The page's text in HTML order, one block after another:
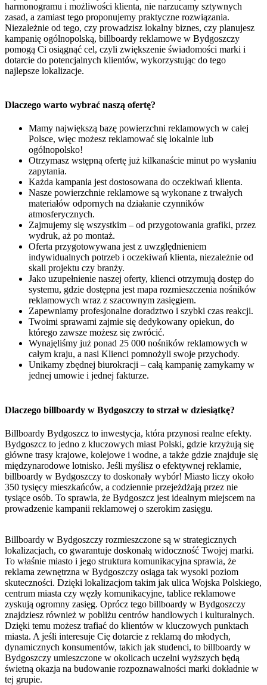
harmonogramu i możliwości klienta, nie narzucamy sztywnych
zasad, a zamiast tego proponujemy praktyczne rozwiązania.
Niezależnie od tego, czy prowadzisz lokalny biznes, czy planujesz
kampanię ogólnopolską, billboardy reklamowe w Bydgoszczy
pomogą Ci osiągnąć cel, czyli zwiększenie świadomości marki i
dotarcie do potencjalnych klientów, wykorzystując do tego
najlepsze lokalizacje.
Dlaczego warto wybrać naszą ofertę?
Mamy największą bazę powierzchni reklamowych w całej
Polsce, więc możesz reklamować się lokalnie lub
ogólnopolsko!
Otrzymasz wstępną ofertę już kilkanaście minut po wysłaniu
zapytania.
Każda kampania jest dostosowana do oczekiwań klienta.
Nasze powierzchnie reklamowe są wykonane z trwałych
materiałów odpornych na działanie czynników
atmosferycznych.
Zajmujemy się wszystkim – od przygotowania grafiki, przez
wydruk, aż po montaż.
Oferta przygotowywana jest z uwzględnieniem
indywidualnych potrzeb i oczekiwań klienta, niezależnie od
skali projektu czy branży.
Jako uzupełnienie naszej oferty, klienci otrzymują dostęp do
systemu, gdzie dostępna jest mapa rozmieszczenia nośników
reklamowych wraz z szacownym zasięgiem.
Zapewniamy profesjonalne doradztwo i szybki czas reakcji.
Twoimi sprawami zajmie się dedykowany opiekun, do
którego zawsze możesz się zwrócić.
Wynajęliśmy już ponad 25 000 nośników reklamowych w
całym kraju, a nasi Klienci pomnożyli swoje przychody.
Unikamy zbędnej biurokracji – całą kampanię zamykamy w
jednej umowie i jednej fakturze.
Dlaczego billboardy w Bydgoszczy to strzał w dziesiątkę?
Billboardy Bydgoszcz to inwestycja, która przynosi realne efekty.
Bydgoszcz to jedno z kluczowych miast Polski, gdzie krzyżują się
główne trasy krajowe, kolejowe i wodne, a także gdzie znajduje się
międzynarodowe lotnisko. Jeśli myślisz o efektywnej reklamie,
billboardy w Bydgoszczy to doskonały wybór! Miasto liczy około
350 tysięcy mieszkańców, a codziennie przejeżdżają przez nie
tysiące osób. To sprawia, że Bydgoszcz jest idealnym miejscem na
prowadzenie kampanii reklamowej o szerokim zasięgu.
Billboardy w Bydgoszczy rozmieszczone są w strategicznych
lokalizacjach, co gwarantuje doskonałą widoczność Twojej marki.
To właśnie miasto i jego struktura komunikacyjna sprawia, że
reklama zewnętrzna w Bydgoszczy osiąga tak wysoki poziom
skuteczności. Dzięki lokalizacjom takim jak ulica Wojska Polskiego,
centrum miasta czy węzły komunikacyjne, tablice reklamowe
zyskują ogromny zasięg. Oprócz tego billboardy w Bydgoszczy
znajdziesz również w pobliżu centrów handlowych i kulturalnych.
Dzięki temu możesz trafiać do klientów w kluczowych punktach
miasta. A jeśli interesuje Cię dotarcie z reklamą do młodych,
dynamicznych konsumentów, takich jak studenci, to billboardy w
Bydgoszczy umieszczone w okolicach uczelni wyższych będą
świetną okazja na budowanie rozpoznawalności marki dokładnie w
tej grupie.